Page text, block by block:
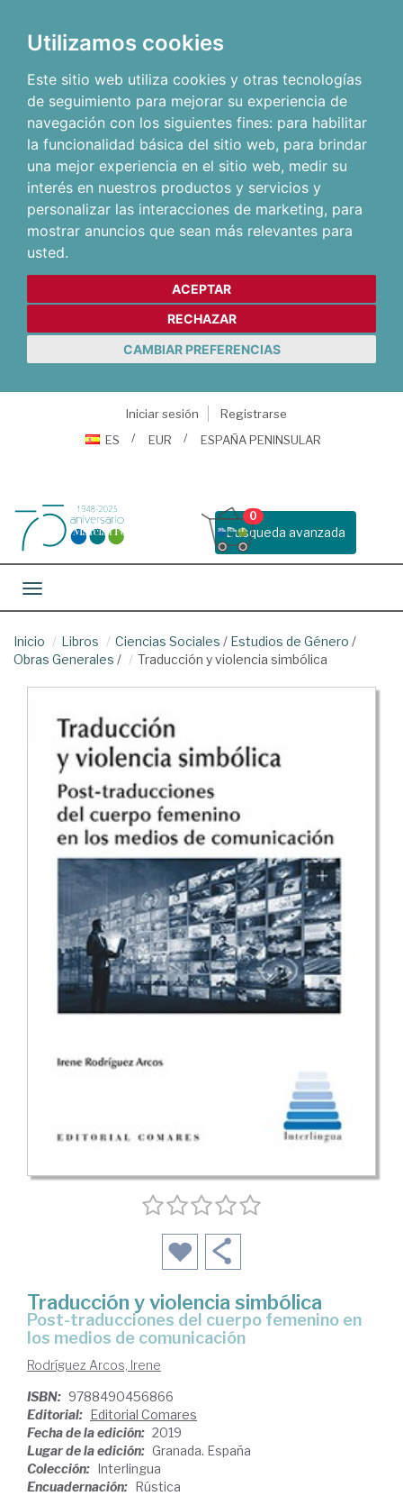
Utilizamos cookies
Este sitio web utiliza cookies y otras tecnologías
de seguimiento para mejorar su experiencia de
navegación con los siguientes fines: para habilitar
la funcionalidad básica del sitio web, para brindar
una mejor experiencia en el sitio web, medir su
interés en nuestros productos y servicios y
personalizar las interacciones de marketing, para
mostrar anuncios que sean más relevantes para
usted.
ACEPTAR
RECHAZAR
CAMBIAR PREFERENCIAS
Iniciar sesión
Registrarse
ES
EUR ESPAÑA PENINSULAR
Busqueda avanzada
0
Toggle navigation
Inicio Libros Ciencias Sociales / Estudios de Género /
Obras Generales / Traducción y violencia simbólica
Traducción y violencia simbólica
post-traducciones del cuerpo femenino en
los medios de comunicación
Rodríguez Arcos, Irene
ISBN: 9788490456866
Editorial: Editorial Comares
Fecha de la edición: 2019
Lugar de la edición: Granada. España
Colección: Interlingua
Encuadernación: Rústica